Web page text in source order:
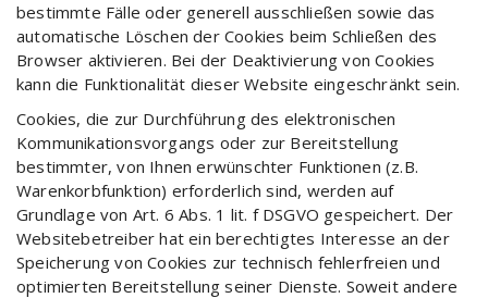
bestimmte Fälle oder generell ausschließen sowie das
automatische Löschen der Cookies beim Schließen des
Browser aktivieren. Bei der Deaktivierung von Cookies
kann die Funktionalität dieser Website eingeschränkt sein.
Cookies, die zur Durchführung des elektronischen
Kommunikationsvorgangs oder zur Bereitstellung
bestimmter, von Ihnen erwünschter Funktionen (z.B.
Warenkorbfunktion) erforderlich sind, werden auf
Grundlage von Art. 6 Abs. 1 lit. f DSGVO gespeichert. Der
Websitebetreiber hat ein berechtigtes Interesse an der
Speicherung von Cookies zur technisch fehlerfreien und
optimierten Bereitstellung seiner Dienste. Soweit andere